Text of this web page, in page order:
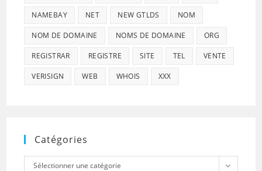
NAMEBAY NET NEW GTLDS NOM
NOM DE DOMAINE NOMS DE DOMAINE ORG
REGISTRAR REGISTRE SITE TEL VENTE
VERISIGN WEB WHOIS XXX
Catégories
Catégories
Sélectionner une catégorie